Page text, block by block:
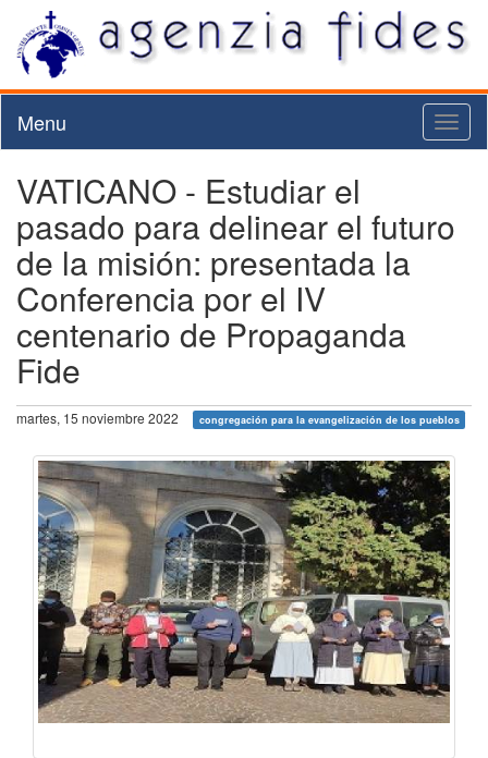
Menu
VATICANO - Estudiar el
pasado para delinear el futuro
de la misión: presentada la
Conferencia por el IV
centenario de Propaganda
Fide
martes, 15 noviembre 2022 congregación para la evangelización de los pueblos